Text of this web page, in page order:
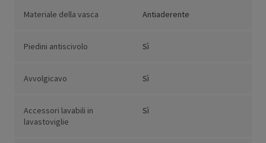
Materiale della vasca Antiaderente
Piedini antiscivolo Sì
Avvolgicavo Sì
Accessori lavabili in
lavastoviglie
Sì